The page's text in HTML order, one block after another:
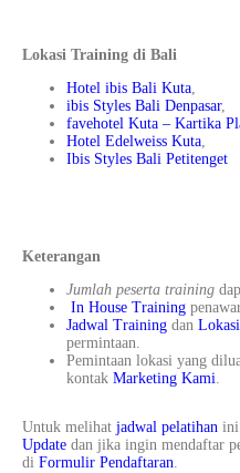
Lokasi Training di Bali
Hotel ibis Bali Kuta,
ibis Styles Bali Denpasar,
favehotel Kuta – Kartika
Hotel Edelweiss Kuta,
Ibis Styles Bali Petitenget
Keterangan
Jumlah peserta training
In House Training
Jadwal Training dan
permintaan.
Pemintaan lokasi yang
kontak Marketing Kami.
Untuk melihat jadwal pelatihan
Update dan jika ingin mendaftar
di Formulir Pendaftaran.